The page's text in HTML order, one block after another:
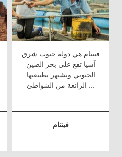
فيتنام هي دولة جنوب شرق
آسيا تقع على بحر الصين
الجنوبي وتشتهر بطبيعتها
فيتنام